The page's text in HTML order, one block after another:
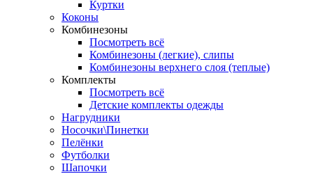
Куртки
Коконы
Комбинезоны
Посмотреть всё
Комбинезоны (легкие), слипы
Комбинезоны верхнего слоя (теплые)
Комплекты
Посмотреть всё
Детские комплекты одежды
Нагрудники
Носочки\Пинетки
Пелёнки
Футболки
Шапочки